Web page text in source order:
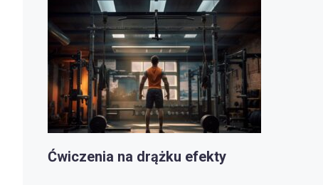
Ćwiczenia na drążku efekty